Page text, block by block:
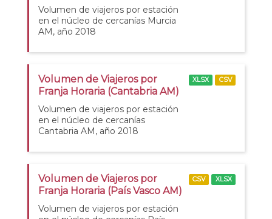
Volumen de viajeros por estación
en el núcleo de cercanías Murcia
AM, año 2018
Volumen de Viajeros por
Franja Horaria (Cantabria AM)
Volumen de viajeros por estación
en el núcleo de cercanías
Cantabria AM, año 2018
XLSX CSV
Volumen de Viajeros por
Franja Horaria (País Vasco AM)
Volumen de viajeros por estación
CSV XLSX